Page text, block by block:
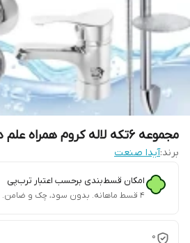
مجموعه 6تکه لاله کروم همراه علم دوش تک کاره
برند:آیدا صنعت
امکان قسط‌بندی برحسب اعتبار ترب‌پی
۴ قسط ماهانه. بدون سود، چک و ضامن.
0